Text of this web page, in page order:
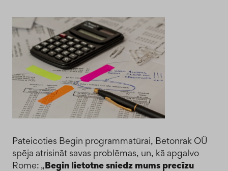
Pateicoties Begin programmatūrai, Betonrak OÜ
spēja atrisināt savas problēmas, un, kā apgalvo
Rome: „Begin lietotne sniedz mums precīzu